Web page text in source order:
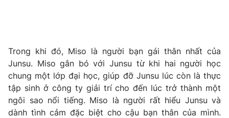
Emagazine Podcast
Photo Infographic
Trong khi đó, Miso là người bạn gái thân nhất của
Junsu. Miso gắn bó với Junsu từ khi hai người học
chung một lớp đại học, giúp đỡ Junsu lúc còn là thực
tập sinh ở công ty giải trí cho đến lúc trở thành một
ngôi sao nổi tiếng. Miso là người rất hiểu Junsu và
dành tình cảm đặc biệt cho cậu bạn thân của mình.